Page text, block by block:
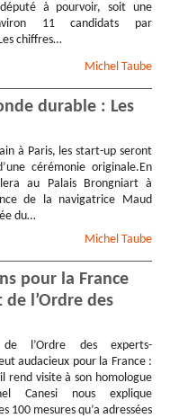
à pourvoir, soit une
11 candidats par
chiffres…
Michel Taube
durable : Les
à Paris, les start-up seront
cérémonie originale.En
au Palais Brongniart à
de la navigatrice Maud
du…
Michel Taube
pour la France
l’Ordre des
l’Ordre des experts-
audacieux pour la France :
rend visite à son homologue
Canesi nous explique
100 mesures qu’a adressées